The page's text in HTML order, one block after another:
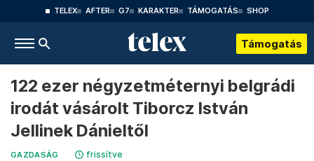
TELEX AFTER G7 KARAKTER TÁMOGATÁS SHOP
Támogatás
122 ezer négyzetméternyi belgrádi
irodát vásárolt Tiborcz István
Jellinek Dánieltől
GAZDASÁG frissítve